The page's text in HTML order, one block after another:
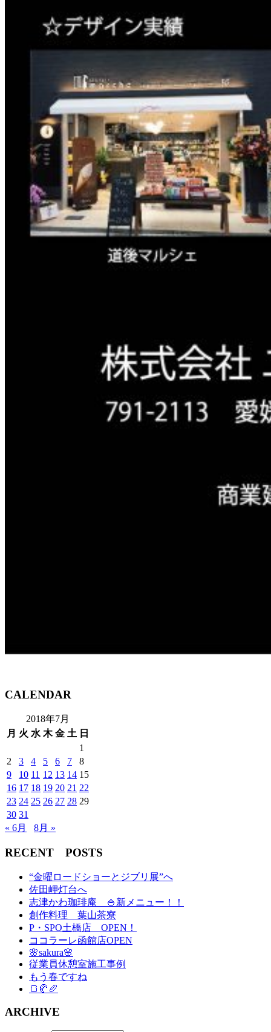
CALENDAR
2018年7月
月 火 水 木 金 土 日
1
2
3 4 5 6 7
8
9
10 11 12 13 14 15
16 17 18 19 20 21 22
23 24 25 26 27 28 29
30 31
« 6月
8月 »
RECENT POSTS
“金曜ロードショーとジブリ展”へ
佐田岬灯台へ
志津かわ珈琲庵 🍚新メニュー！！
創作料理 葉山茶寮
P・SPO土橋店 OPEN！
ココラーレ函館店OPEN
🌸sakura🌸
従業員休憩室施工事例
もう春ですね
🍞🥐🥖
ARCHIVE